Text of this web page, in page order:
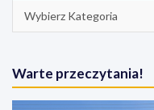
Warte przeczytania!